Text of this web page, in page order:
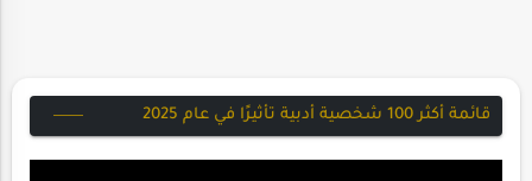
قائمة أكثر 100 شخصية أدبية تأثيرًا في عام 2025